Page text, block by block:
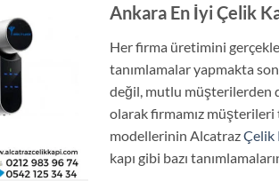
Ankara En İyi Çelik
Her firma üretimini
tanımlamalar yapmakta
değil, mutlu müşterilerden
olarak firmamız müşterileri
modellerinin AlcatrazÇelik
kapı gibi bazı